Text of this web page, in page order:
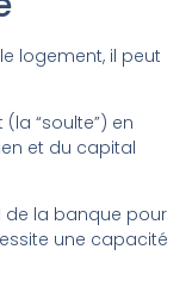
logement, il peut
“soulte”) en
et du capital
de la banque pour
une capacité